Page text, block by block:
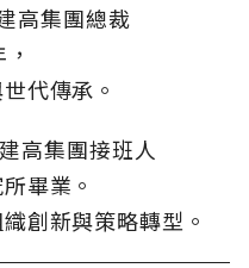
高集團總裁
代傳承。
高集團接班人
畢業。
創新與策略轉型。